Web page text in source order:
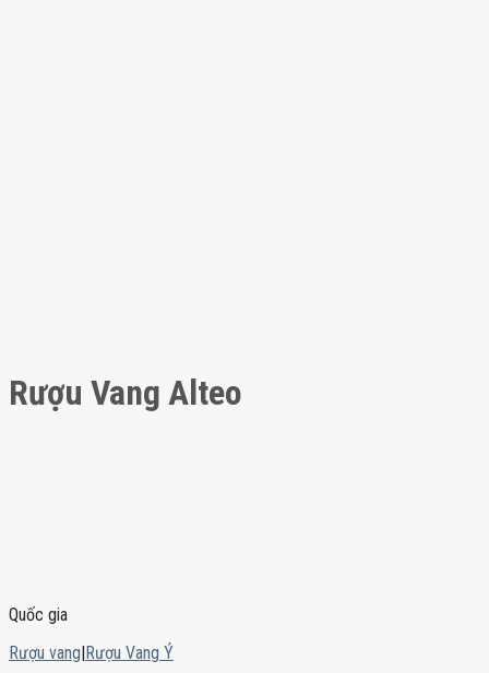
Rượu Vang Alteo
Quốc gia
Rượu vang|Rượu Vang Ý